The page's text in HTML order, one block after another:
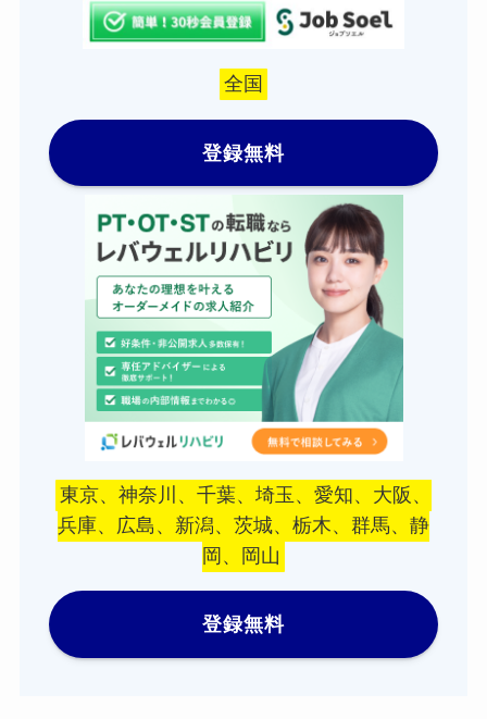
全国
登録無料
東京、神奈川、千葉、埼玉、愛知、大阪、
兵庫、広島、新潟、茨城、栃木、群馬、静
岡、岡山
登録無料